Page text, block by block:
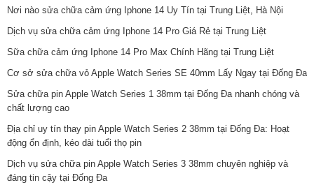
Nơi nào sửa chữa cảm ứng Iphone 14 Uy Tín tại Trung Liệt, Hà Nội
Dịch vụ sửa chữa cảm ứng Iphone 14 Pro Giá Rẻ tại Trung Liệt
Sữa chữa cảm ứng Iphone 14 Pro Max Chính Hãng tại Trung Liệt
Cơ sở sửa chữa vỏ Apple Watch Series SE 40mm Lấy Ngay tại Đống Đa
Sửa chữa pin Apple Watch Series 1 38mm tại Đống Đa nhanh chóng và
chất lượng cao
Địa chỉ uy tín thay pin Apple Watch Series 2 38mm tại Đống Đa: Hoạt
động ổn định, kéo dài tuổi thọ pin
Dịch vụ sửa chữa pin Apple Watch Series 3 38mm chuyên nghiệp và
đáng tin cậy tại Đống Đa